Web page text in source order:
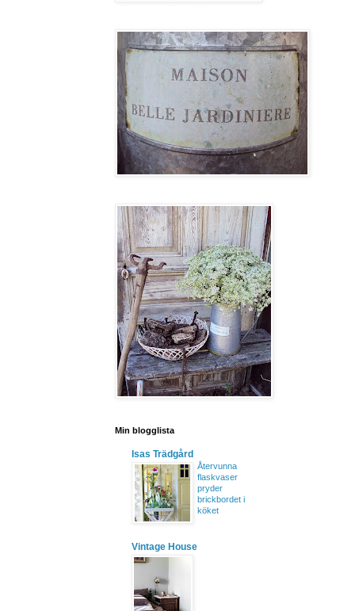
Min blogglista
Isas Trädgård
Återvunna
flaskvaser
pryder
brickbordet i
köket
Vintage House